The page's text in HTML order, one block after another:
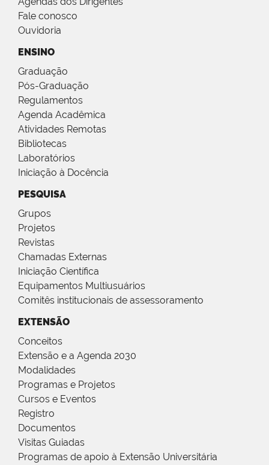
Fale conosco
Ouvidoria
ENSINO
Graduação
Pós-Graduação
Regulamentos
Agenda Acadêmica
Atividades Remotas
Bibliotecas
Laboratórios
Iniciação à Docência
PESQUISA
Grupos
Projetos
Revistas
Chamadas Externas
Iniciação Científica
Equipamentos Multiusuários
Comitês institucionais de assessoramento
EXTENSÃO
Conceitos
Extensão e a Agenda 2030
Modalidades
Programas e Projetos
Cursos e Eventos
Registro
Documentos
Visitas Guiadas
Programas de apoio à Extensão Universitária